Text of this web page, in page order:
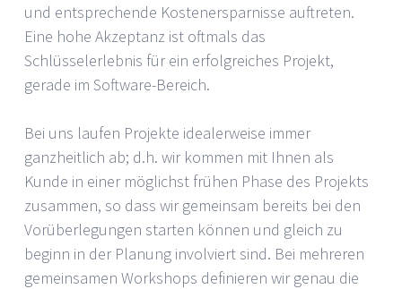
und entsprechende Kostenersparnisse auftreten.
Eine hohe Akzeptanz ist oftmals das
Schlüsselerlebnis für ein erfolgreiches Projekt,
gerade im Software-Bereich.
Bei uns laufen Projekte idealerweise immer
ganzheitlich ab; d.h. wir kommen mit Ihnen als
Kunde in einer möglichst frühen Phase des Projekts
zusammen, so dass wir gemeinsam bereits bei den
Vorüberlegungen starten können und gleich zu
beginn in der Planung involviert sind. Bei mehreren
gemeinsamen Workshops definieren wir genau die